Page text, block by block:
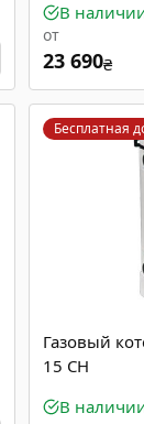
В
от
23 690₴
Бесплатная
Газовый
15 СН
В